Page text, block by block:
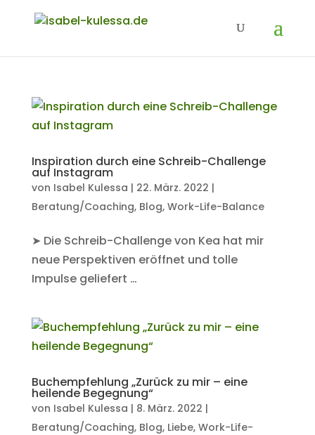
Inspiration durch eine Schreib-Challenge
auf Instagram
von Isabel Kulessa | 22. März. 2022 |
Beratung/Coaching, Blog, Work-Life-Balance
➤ Die Schreib-Challenge von Kea hat mir
neue Perspektiven eröffnet und tolle
Impulse geliefert …
Buchempfehlung „Zurück zu mir – eine
heilende Begegnung“
von Isabel Kulessa | 8. März. 2022 |
Beratung/Coaching, Blog, Liebe, Work-Life-